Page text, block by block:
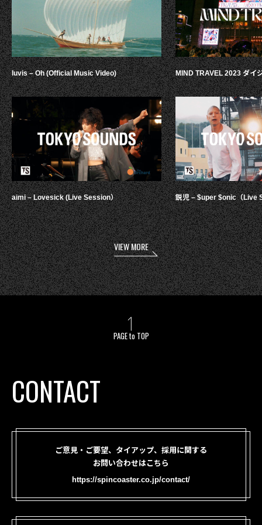
luvis – Oh (Official Music Video)
aimi – Lovesick (Live Session）
MIND TRAVEL 2023 ダイ
鋭児 – $uper $onic（Live
VIEW MORE
PAGE to TOP
CONTACT
ご意見・ご要望、タイアップ、採用に関する
お問い合わせはこちら
https://spincoaster.co.jp/contact/